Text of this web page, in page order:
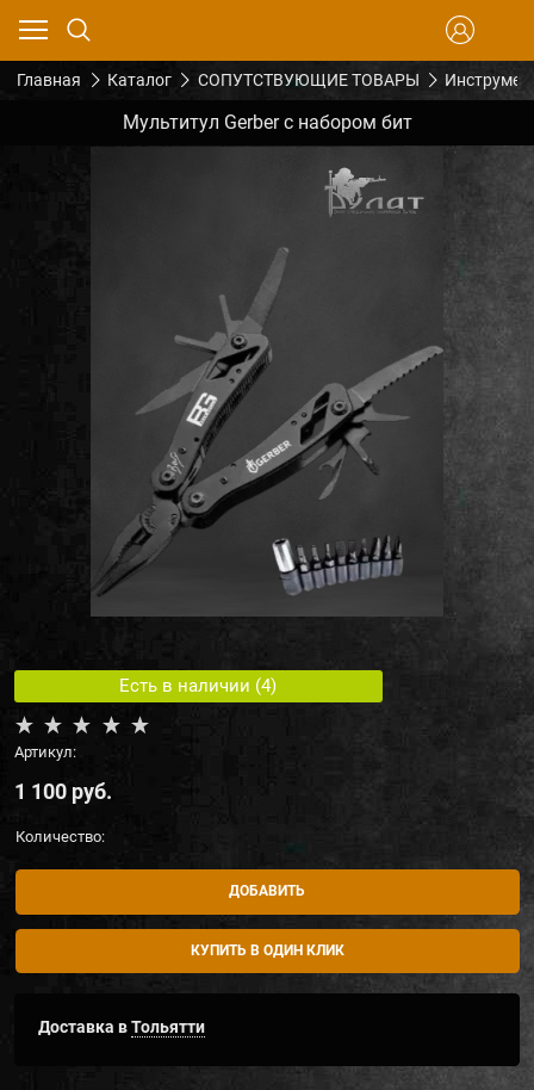
Главная Каталог СОПУТСТВУЮЩИЕ ТОВАРЫ
Мультитул Gerber с набором бит
Есть в наличии (4)
Артикул:
1 100 руб.
Количество:
ДОБАВИТЬ
КУПИТЬ В ОДИН КЛИК
Доставка вТольятти